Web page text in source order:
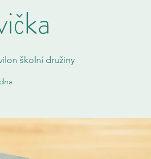
školní družiny